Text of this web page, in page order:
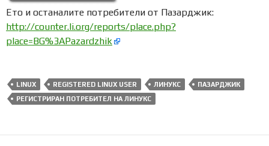
Ето и останалите потребители от Пазарджик:
http://counter.li.org/reports/place.php?
place=BG%3APazardzhik
LINUX REGISTERED LINUX USER ЛИНУКС
ПАЗАРДЖИК
РЕГИСТРИРАН ПОТРЕБИТЕЛ НА ЛИНУКС